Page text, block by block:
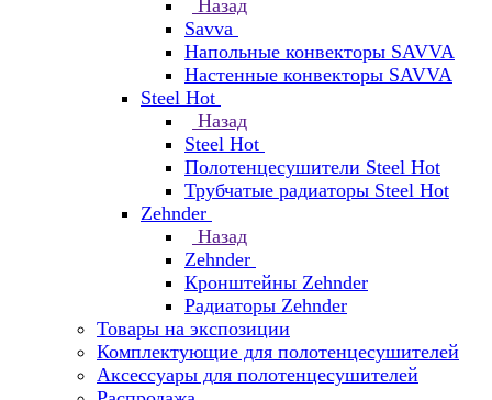
Назад
Savva
Напольные конвекторы SAVVA
Настенные конвекторы SAVVA
Steel Hot
Назад
Steel Hot
Полотенцесушители Steel Hot
Трубчатые радиаторы Steel Hot
Zehnder
Назад
Zehnder
Кронштейны Zehnder
Радиаторы Zehnder
Товары на экспозиции
Комплектующие для полотенцесушителей
Аксессуары для полотенцесушителей